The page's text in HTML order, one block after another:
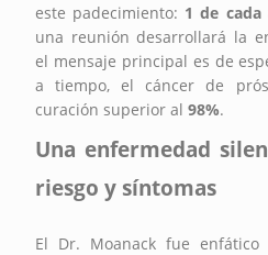
este padecimiento: 1 de cada
una reunión desarrollará la
el mensaje principal es de
a tiempo, el cáncer de
curación superior al98%.
Una enfermedad
riesgo y síntomas
El Dr. Moanack fue